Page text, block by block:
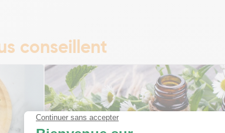
conseillent